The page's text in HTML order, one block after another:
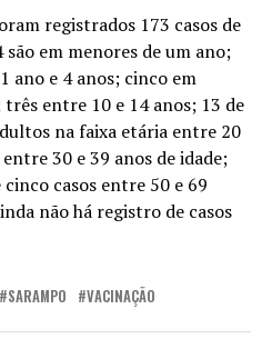
registrados 173 casos de
são em menores de um ano;
ano e 4 anos; cinco em
entre 10 e 14 anos; 13 de
na faixa etária entre 20
30 e 39 anos de idade;
casos entre 50 e 69
não há registro de casos
SARAMPO VACINAÇÃO